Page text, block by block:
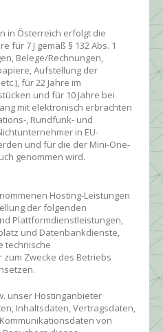
in Österreich erfolgt die
für 7 J gemäß § 132 Abs. 1
Belege/Rechnungen,
Aufstellung der
für 22 Jahre im
und für 10 Jahre bei
mit elektronisch erbrachten
, Rundfunk- und
in EU-
und für die der Mini-One-
genommen wird.
Hosting-Leistungen
der folgenden
Plattformdienstleistungen,
und Datenbankdienste,
technische
Zwecke des Betriebs
unser Hostinganbieter
Inhaltsdaten, Vertragsdaten,
von